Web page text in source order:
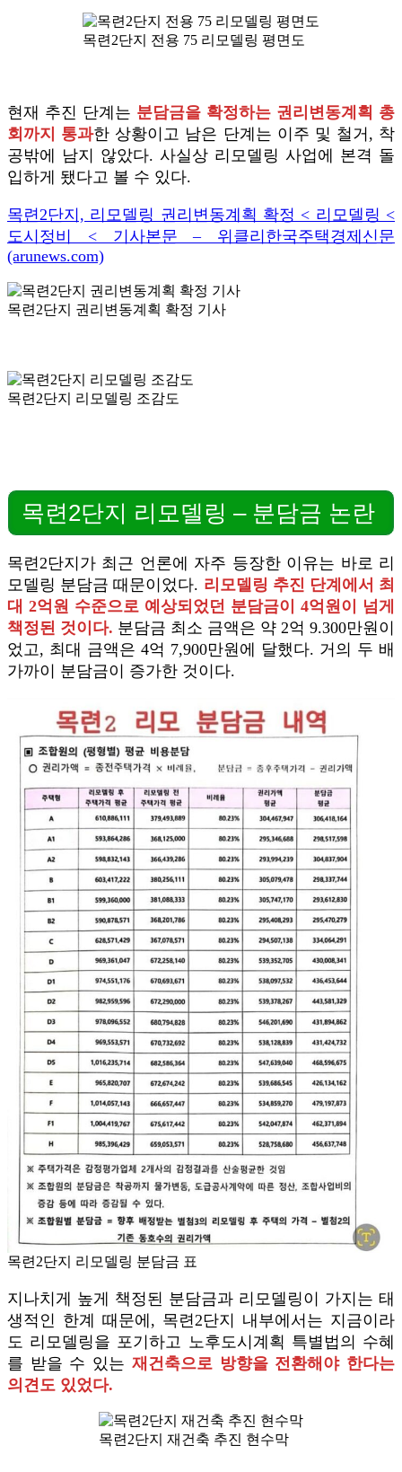
목련2단지 전용 75 리모델링 평면도
현재 추진 단계는 분담금을 확정하는 권리변동계획 총
회까지 통과한 상황이고 남은 단계는 이주 및 철거, 착
공밖에 남지 않았다. 사실상 리모델링 사업에 본격 돌
입하게 됐다고 볼 수 있다.
목련2단지, 리모델링 권리변동계획 확정 < 리모델링 <
도시정비 < 기사본문 – 위클리한국주택경제신문
(arunews.com)
목련2단지 권리변동계획 확정 기사
목련2단지 리모델링 조감도
목련2단지 리모델링 – 분담금 논란
목련2단지가 최근 언론에 자주 등장한 이유는 바로 리
모델링 분담금 때문이었다. 리모델링 추진 단계에서 최
대 2억원 수준으로 예상되었던 분담금이 4억원이 넘게
책정된 것이다. 분담금 최소 금액은 약 2억 9.300만원이
었고, 최대 금액은 4억 7,900만원에 달했다. 거의 두 배
가까이 분담금이 증가한 것이다.
목련2단지 리모델링 분담금 표
지나치게 높게 책정된 분담금과 리모델링이 가지는 태
생적인 한계 때문에, 목련2단지 내부에서는 지금이라
도 리모델링을 포기하고 노후도시계획 특별법의 수혜
를 받을 수 있는 재건축으로 방향을 전환해야 한다는
의견도 있었다.
목련2단지 재건축 추진 현수막